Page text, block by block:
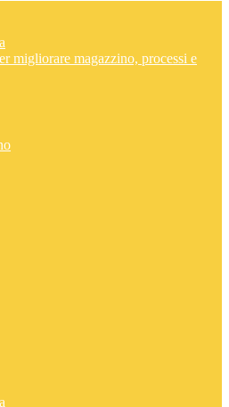
migliorare magazzino, processi e